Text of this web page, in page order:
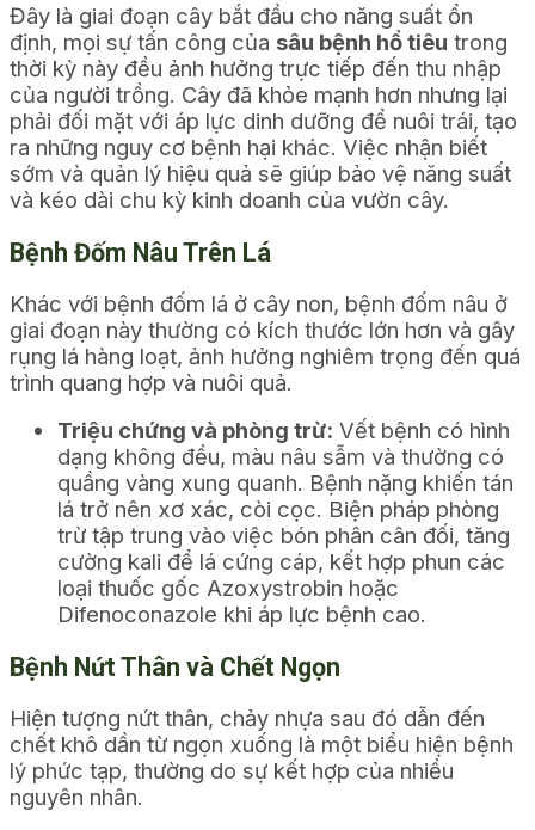
Đây là giai đoạn cây bắt đầu cho năng suất ổn
định, mọi sự tấn công của sâu bệnh hồ tiêu trong
thời kỳ này đều ảnh hưởng trực tiếp đến thu nhập
của người trồng. Cây đã khỏe mạnh hơn nhưng lại
phải đối mặt với áp lực dinh dưỡng để nuôi trái, tạo
ra những nguy cơ bệnh hại khác. Việc nhận biết
sớm và quản lý hiệu quả sẽ giúp bảo vệ năng suất
và kéo dài chu kỳ kinh doanh của vườn cây.
Bệnh Đốm Nâu Trên Lá
Khác với bệnh đốm lá ở cây non, bệnh đốm nâu ở
giai đoạn này thường có kích thước lớn hơn và gây
rụng lá hàng loạt, ảnh hưởng nghiêm trọng đến quá
trình quang hợp và nuôi quả.
Triệu chứng và phòng trừ: Vết bệnh có hình
dạng không đều, màu nâu sẫm và thường có
quầng vàng xung quanh. Bệnh nặng khiến tán
lá trở nên xơ xác, còi cọc. Biện pháp phòng
trừ tập trung vào việc bón phân cân đối, tăng
cường kali để lá cứng cáp, kết hợp phun các
loại thuốc gốc Azoxystrobin hoặc
Difenoconazole khi áp lực bệnh cao.
Bệnh Nứt Thân và Chết Ngọn
Hiện tượng nứt thân, chảy nhựa sau đó dẫn đến
chết khô dần từ ngọn xuống là một biểu hiện bệnh
lý phức tạp, thường do sự kết hợp của nhiều
nguyên nhân.